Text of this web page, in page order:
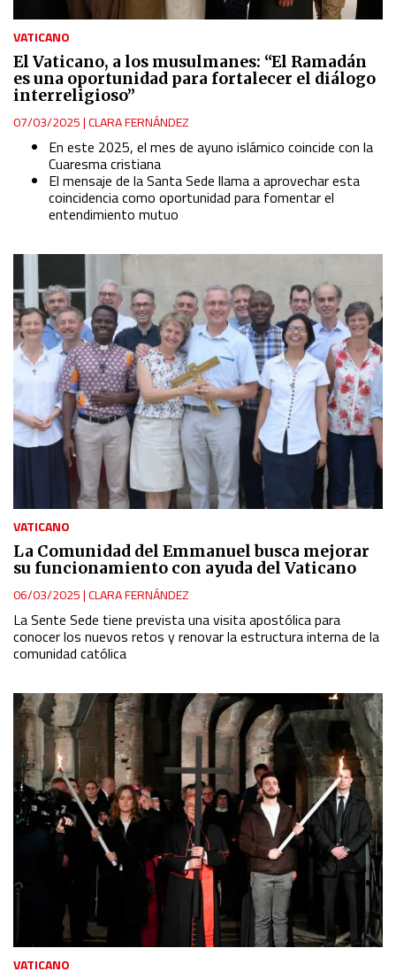
VATICANO
El Vaticano, a los musulmanes: “El Ramadán
es una oportunidad para fortalecer el diálogo
interreligioso”
07/03/2025|CLARA FERNÁNDEZ
En este 2025, el mes de ayuno islámico coincide con la
Cuaresma cristiana
El mensaje de la Santa Sede llama a aprovechar esta
coincidencia como oportunidad para fomentar el
entendimiento mutuo
VATICANO
La Comunidad del Emmanuel busca mejorar
su funcionamiento con ayuda del Vaticano
06/03/2025|CLARA FERNÁNDEZ
La Sente Sede tiene prevista una visita apostólica para
conocer los nuevos retos y renovar la estructura interna de la
comunidad católica
VATICANO